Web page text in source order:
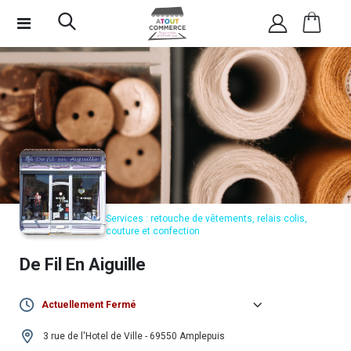
Services : retouche de vêtements, relais colis,
couture et confection
De Fil En Aiguille
Actuellement Fermé
Lundi : Fermé
3 rue de l'Hotel de Ville - 69550 Amplepuis